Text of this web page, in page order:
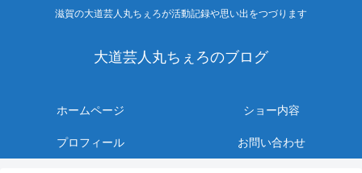
滋賀の大道芸人丸ちぇろが活動記録や思い出をつづります
大道芸人丸ちぇろのブログ
ホームページ ショー内容
プロフィール お問い合わせ